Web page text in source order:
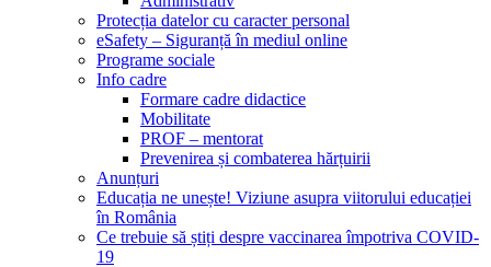
Protecția datelor cu caracter personal
eSafety – Siguranță în mediul online
Programe sociale
Info cadre
Formare cadre didactice
Mobilitate
PROF – mentorat
Prevenirea și combaterea hărțuirii
Anunțuri
Educația ne unește! Viziune asupra viitorului educației
în România
Ce trebuie să știți despre vaccinarea împotriva COVID-
19